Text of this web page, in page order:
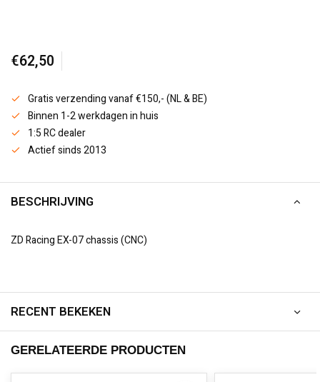
€62,50
Gratis verzending vanaf €150,- (NL & BE)
Binnen 1-2 werkdagen in huis
1:5 RC dealer
Actief sinds 2013
BESCHRIJVING
ZD Racing EX-07 chassis (CNC)
RECENT BEKEKEN
GERELATEERDE PRODUCTEN